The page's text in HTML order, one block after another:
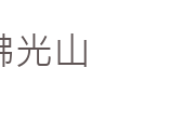
光山